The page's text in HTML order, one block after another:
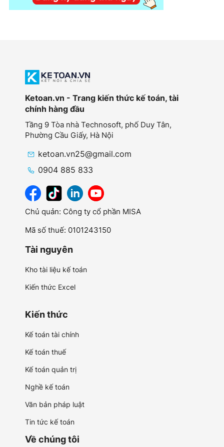
Ketoan.vn - Trang kiến thức kế toán, tài
chính hàng đầu
Tầng 9 Tòa nhà Technosoft, phố Duy Tân,
Phường Cầu Giấy, Hà Nội
ketoan.vn25@gmail.com
0904 885 833
Chủ quản: Công ty cổ phần MISA
Mã số thuế: 0101243150
Tài nguyên
Kho tài liệu kế toán
Kiến thức Excel
Kiến thức
Kế toán tài chính
Kế toán thuế
Kế toán quản trị
Nghề kế toán
Văn bản pháp luật
Tin tức kế toán
Về chúng tôi